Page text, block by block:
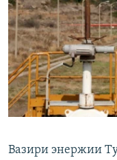
Вазири энержии